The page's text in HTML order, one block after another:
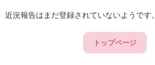
近況報告はまだ登録されていないようです。
トップページ